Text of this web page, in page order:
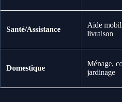
Santé/Assistance
Aide
livraison
Domestique
Ménage,
jardinage